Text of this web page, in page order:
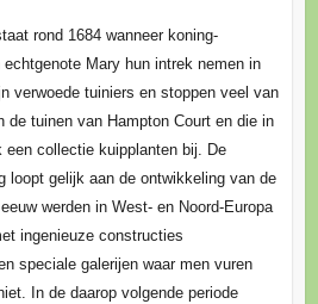
rond 1684 wanneer koning-
Mary hun intrek nemen in
verwoede tuiniers en stoppen veel van
de tuinen van Hampton Court en die in
een collectie kuipplanten bij. De
loopt gelijk aan de ontwikkeling van de
werden in West- en Noord-Europa
ingenieuze constructies
speciale galerijen waar men vuren
In de daarop volgende periode